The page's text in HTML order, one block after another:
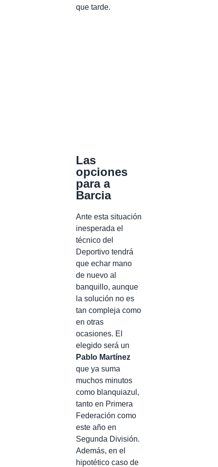
que tarde.
Las
opciones
para a
Barcia
Ante esta situación
inesperada el
técnico del
Deportivo tendrá
que echar mano
de nuevo al
banquillo, aunque
la solución no es
tan compleja como
en otras
ocasiones. El
elegido será un
Pablo Martínez
que ya suma
muchos minutos
como blanquiazul,
tanto en Primera
Federación como
este año en
Segunda División.
Además, en el
hipotético caso de